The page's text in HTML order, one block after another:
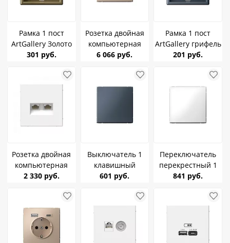
Рамка 1 пост
ArtGallery Золото
SE GAL001601
301 руб.
Розетка двойная
компьютерная
RJ45+RJ45, кат.6е
Песочный SE
GAL001288
6 066 руб.
Рамка 1 пост
ArtGallery грифель
SE GAL000701
201 руб.
Розетка двойная
компьютерная
RJ45+RJ45, кат.5е
2 330 руб.
Выключатель 1
клавишный
ArtGallery грифель
601 руб.
Переключатель
перекрестный 1
клавишный
SE GAL000171
841 руб.